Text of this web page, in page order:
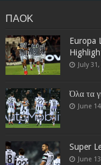
ΠΑΟΚ
Europa
July
Όλα τα
June
Super
June